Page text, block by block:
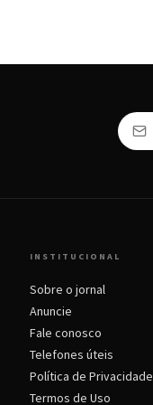
INSTITUCIONAL
Sobre o jornal
Anuncie
Fale conosco
Telefones úteis
Política de Privacidade
Termos de Uso